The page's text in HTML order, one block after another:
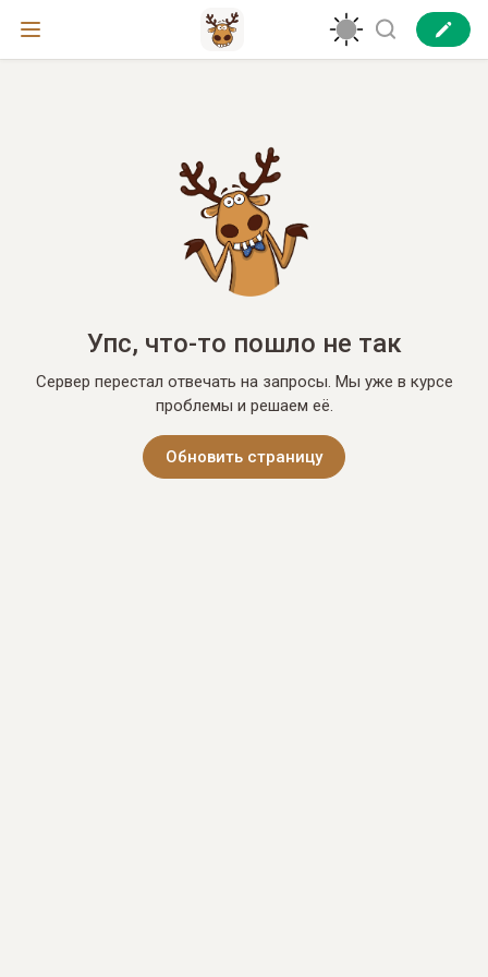
Упс, что-то пошло не так
Сервер перестал отвечать на запросы. Мы уже в курсе
проблемы и решаем её.
Обновить страницу